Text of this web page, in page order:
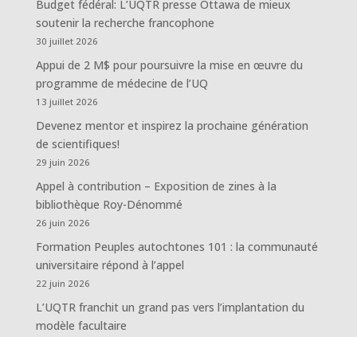
Budget fédéral: L’UQTR presse Ottawa de mieux
soutenir la recherche francophone
30 juillet 2026
Appui de 2 M$ pour poursuivre la mise en œuvre du
programme de médecine de l’UQ
13 juillet 2026
Devenez mentor et inspirez la prochaine génération
de scientifiques!
29 juin 2026
Appel à contribution – Exposition de zines à la
bibliothèque Roy-Dénommé
26 juin 2026
Formation Peuples autochtones 101 : la communauté
universitaire répond à l’appel
22 juin 2026
L’UQTR franchit un grand pas vers l’implantation du
modèle facultaire